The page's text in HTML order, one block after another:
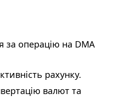
за операцію на DMA
рахунку.
валют та